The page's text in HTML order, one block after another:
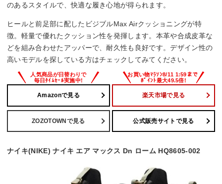
のあるスタイルで、快適な履き心地が得られます。
ヒールと前足部に配したビジブルMax Airクッショニングが特
徴。軽量で優れたクッション性を発揮します。本革や合成皮革な
どを組み合わせたアッパーで、耐久性も良好です。デザイン性の
高いモデルを探している方はチェックしてみてください。
Amazonで見る 楽天市場で見る
ZOZOTOWNで見る 公式販売サイトで見る
ナイキ(NIKE) ナイキ エア マックス Dn ローム HQ8605-002